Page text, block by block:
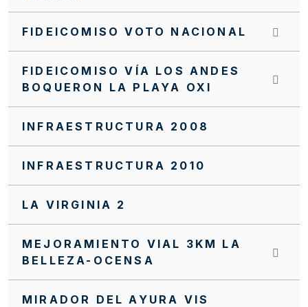
INVITACIÓN CERRADA SC0166 FFIE 2025
INVITACIÓN CERRADA SC0163 FFIE 2025
INVITACIÓN CERRADA SC0162 FFIE 2025
INVITACIÓN CERRADA SC0158 FFIE 2025
INVITACIÓN CERRADA SC0155 FFIE 2025
INVITACIÓN CERRADA SC0152 FFIE 2025
INVITACIÓN CERRADA SC0139 FFIE 2025
INVITACIÓN CERRADA SC0138 FFIE 2025
INVITACIÓN CERRADA SC0137 FFIE 2025
FIDEICOMISO VOTO NACIONAL
FIDEICOMISO VÍA LOS ANDES
BOQUERON LA PLAYA OXI
INFRAESTRUCTURA 2008
INFRAESTRUCTURA 2010
LA VIRGINIA 2
MEJORAMIENTO VIAL 3KM LA
BELLEZA-OCENSA
MIRADOR DEL AYURA VIS